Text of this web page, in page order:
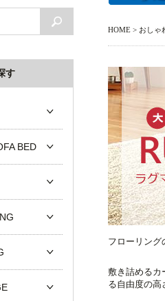
HOME > おしゃ
フローリング
敷き詰めるカ
る自由度の高
す
BED